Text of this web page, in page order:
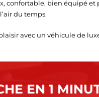
confortable, bien équipé
du temps.
avec un véhicule de
EN 1